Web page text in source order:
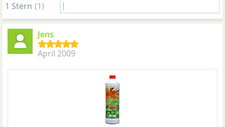
1 Stern (1)
Jens
April 2009